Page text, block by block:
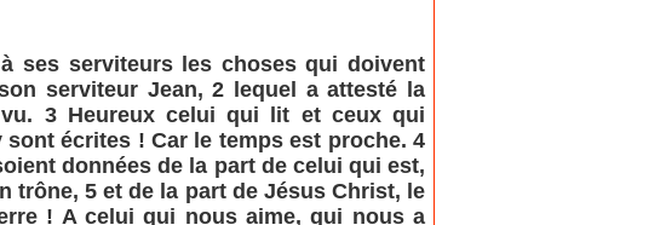
ses serviteurs les choses qui doivent
serviteur Jean, 2 lequel a attesté la
3 Heureux celui qui lit et ceux qui
écrites ! Car le temps est proche. 4
données de la part de celui qui est,
trône, 5 et de la part de Jésus Christ, le
! A celui qui nous aime, qui nous a